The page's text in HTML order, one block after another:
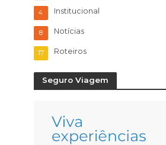
Institucional
4
Notícias
8
Roteiros
17
Seguro Viagem